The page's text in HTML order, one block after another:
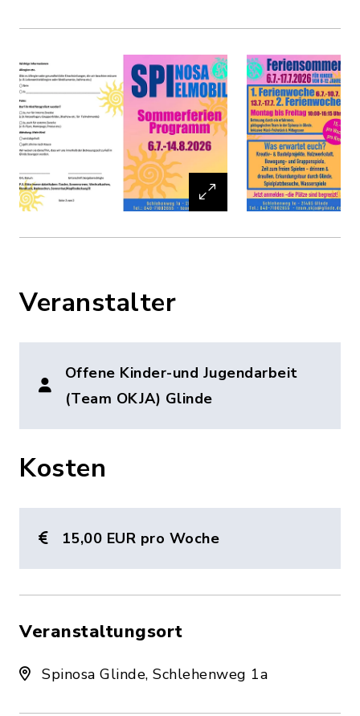
Veranstalter
Offene Kinder-und Jugendarbeit
(Team OKJA) Glinde
Kosten
15,00 EUR pro Woche
Veranstaltungsort
Spinosa Glinde, Schlehenweg 1a